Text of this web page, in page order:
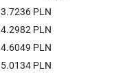
3.7236 PLN
4.2982 PLN
4.6049 PLN
5.0134 PLN